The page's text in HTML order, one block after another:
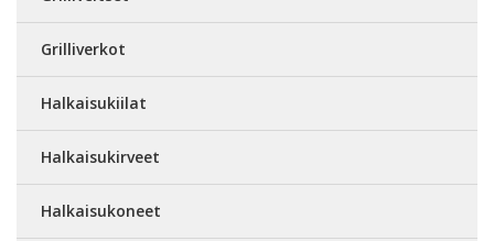
Grilliverkot
Halkaisukiilat
Halkaisukirveet
Halkaisukoneet